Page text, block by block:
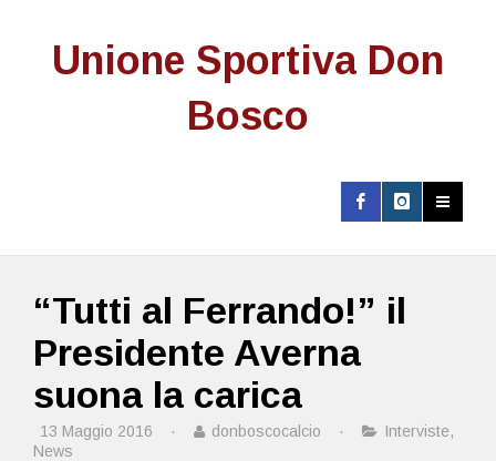
Unione Sportiva Don
Bosco
“Tutti al Ferrando!” il
Presidente Averna
suona la carica
13 Maggio 2016 · donboscocalcio · Interviste,
News